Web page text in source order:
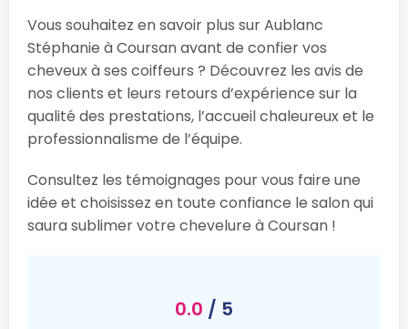
Vous souhaitez en savoir plus sur Aublanc
Stéphanie à Coursan avant de confier vos
cheveux à ses coiffeurs ? Découvrez les avis de
nos clients et leurs retours d’expérience sur la
qualité des prestations, l’accueil chaleureux et le
professionnalisme de l’équipe.
Consultez les témoignages pour vous faire une
idée et choisissez en toute confiance le salon qui
saura sublimer votre chevelure à Coursan !
0.0 / 5